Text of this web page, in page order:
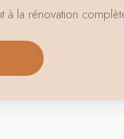
à la rénovation